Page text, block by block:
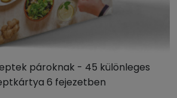
pároknak - 45 különleges
6 fejezetben